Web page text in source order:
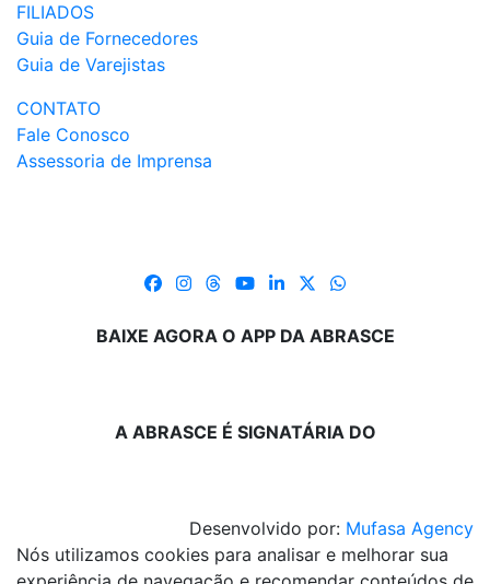
FILIADOS
Guia de Fornecedores
Guia de Varejistas
CONTATO
Fale Conosco
Assessoria de Imprensa
BAIXE AGORA O APP DA ABRASCE
A ABRASCE É SIGNATÁRIA DO
Desenvolvido por: Mufasa Agency
Nós utilizamos cookies para analisar e melhorar sua